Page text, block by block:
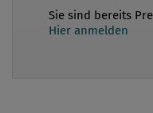
welche seit 2.
sind risikoorientiert
Sie sind bereits
Hier anmelden